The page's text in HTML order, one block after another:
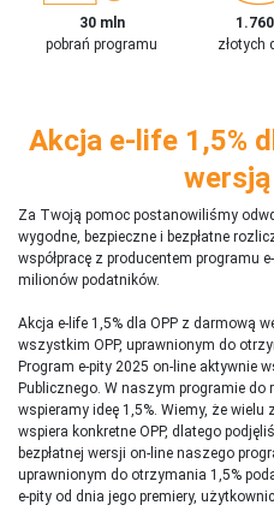
30 mln
pobrań programu
złotych
Akcja e-life 1,5%
Za Twoją pomoc postanowiliśmy
wygodne, bezpieczne i bezpłatne
współpracę z producentem programu
milionów podatników.
Akcja e-life 1,5% dla OPP z darmową
wszystkim OPP, uprawnionym do
Program e-pity 2025 on-line aktywnie
Publicznego. W naszym programie do
wspieramy ideę 1,5%. Wiemy, że
wspiera konkretne OPP, dlatego
bezpłatnej wersji on-line naszego
uprawnionym do otrzymania 1,5%
e-pity od dnia jego premiery,